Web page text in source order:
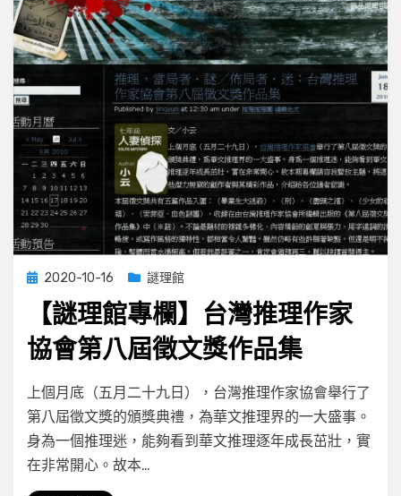
之
影
的
男
人
Posted
2020-10-16 謎理館
【謎理館專欄】台灣推理作家
協會第八屆徵文獎作品集
by小云
Leave a comment on
【謎
理
館
上個月底（五月二十九日），台灣推理作家協會舉行了
第八屆徵文獎的頒獎典禮，為華文推理界的一大盛事。
身為一個推理迷，能夠看到華文推理逐年成長茁壯，實
在非常開心。故本…